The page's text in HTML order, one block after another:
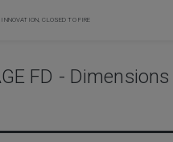
INNOVATION, CLOSED TO FIRE
FD - Dimensions